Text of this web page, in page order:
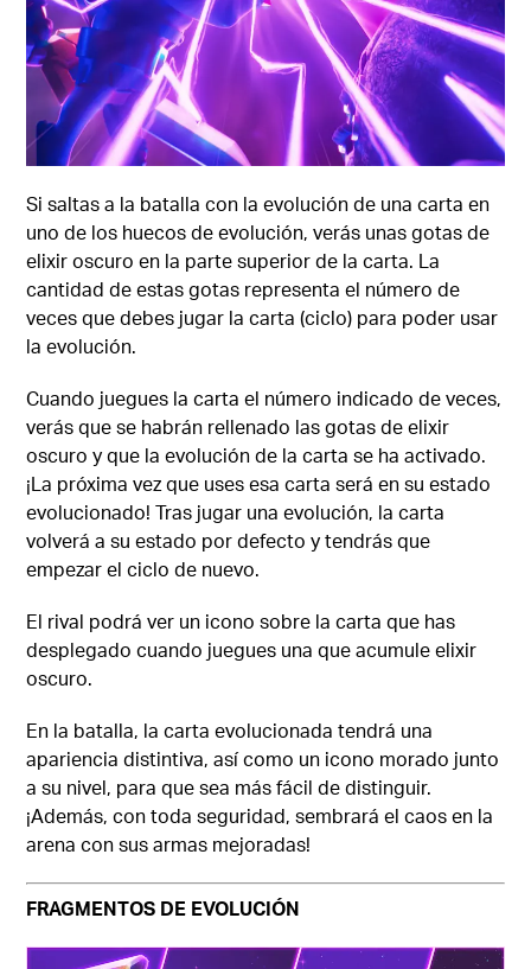
Si saltas a la batalla con la evolución de una carta en
uno de los huecos de evolución, verás unas gotas de
elixir oscuro en la parte superior de la carta. La
cantidad de estas gotas representa el número de
veces que debes jugar la carta (ciclo) para poder usar
la evolución.
Cuando juegues la carta el número indicado de veces,
verás que se habrán rellenado las gotas de elixir
oscuro y que la evolución de la carta se ha activado.
¡La próxima vez que uses esa carta será en su estado
evolucionado! Tras jugar una evolución, la carta
volverá a su estado por defecto y tendrás que
empezar el ciclo de nuevo.
El rival podrá ver un icono sobre la carta que has
desplegado cuando juegues una que acumule elixir
oscuro.
En la batalla, la carta evolucionada tendrá una
apariencia distintiva, así como un icono morado junto
a su nivel, para que sea más fácil de distinguir.
¡Además, con toda seguridad, sembrará el caos en la
arena con sus armas mejoradas!
FRAGMENTOS DE EVOLUCIÓN